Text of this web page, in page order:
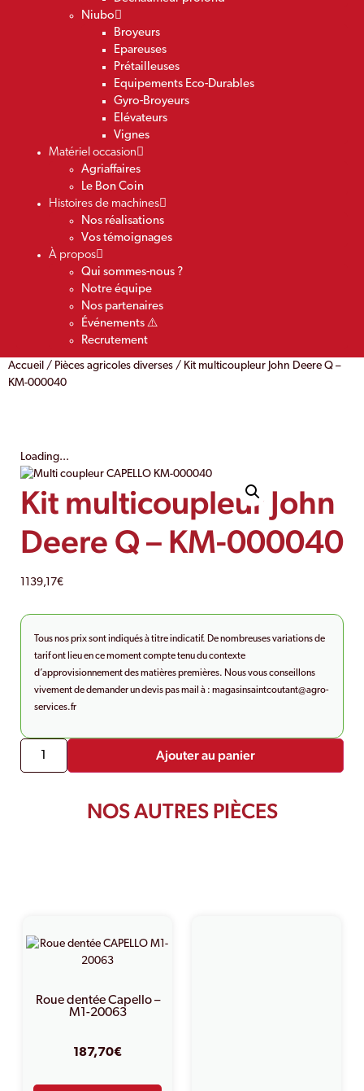
Niubo
Broyeurs
Epareuses
Prétailleuses
Equipements Eco-Durables
Gyro-Broyeurs
Elévateurs
Vignes
Matériel occasion
Agriaffaires
Le Bon Coin
Histoires de machines
Nos réalisations
Vos témoignages
À propos
Qui sommes-nous ?
Notre équipe
Nos partenaires
Événements ⚠️
Recrutement
Accueil / Pièces agricoles diverses / Kit multicoupleur John Deere Q –
KM-000040
Loading...
Kit multicoupleur John
Deere Q – KM-000040
1139,17€
Tous nos prix sont indiqués à titre indicatif. De nombreuses variations de
tarif ont lieu en ce moment compte tenu du contexte
d’approvisionnement des matières premières. Nous vous conseillons
vivement de demander un devis pas mail à : magasinsaintcoutant@agro-
services.fr
Ajouter au panier
NOS AUTRES PIÈCES
Roue dentée Capello –
M1-20063
187,70€